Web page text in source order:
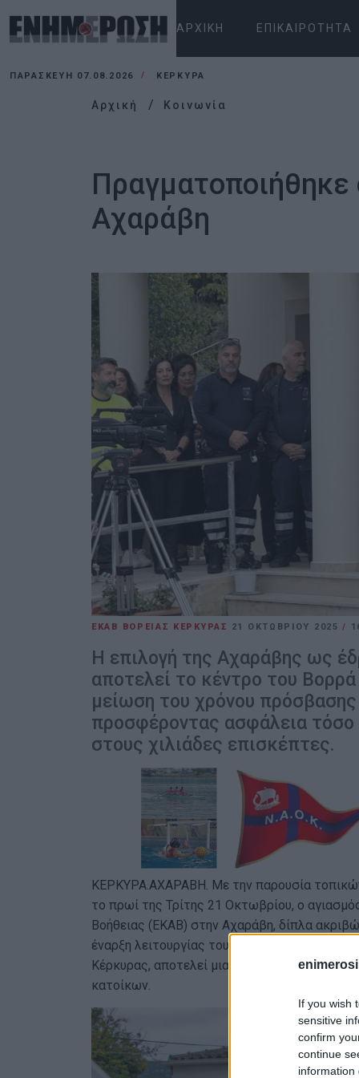
If you wish
sensitive
confirm
continue
information
ΑΡΧΙΚΉ ΕΠΙΚΑΙΡΌΤΗΤΑ
ΠΑΡΑΣΚΕΥΉ 07.08.2026 ΚΕΡΚΥΡΑ
Αρχική Κοινωνία
Αχαράβη
ΕΚΑΒ ΒΟΡΕΙΑΣ ΚΕΡΚΥΡΑΣ 21 ΟΚΤΩΒΡΊΟΥ 2025/
Η επιλογή της Αχαράβης ως
αποτελεί το κέντρο του
μείωση του χρόνου
προσφέροντας ασφάλεια τόσο
στους χιλιάδες επισκέπτες.
ΚΕΡΚΥΡΑ.ΑΧΑΡΑΒΗ. Με την παρουσία
το πρωί της Τρίτης 21 Οκτωβρίου, ο
Βοήθειας (ΕΚΑΒ) στην Αχαράβη, δίπλα
έναρξη λειτουργίας του σταθμού, ο οποίος
Κέρκυρας, αποτελεί μια σημαντική στιγμή
κατοίκων.